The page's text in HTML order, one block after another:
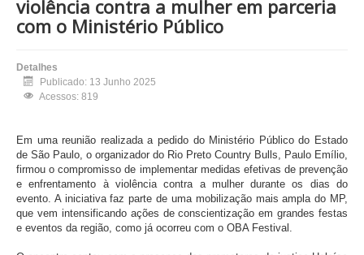
violência contra a mulher em parceria
com o Ministério Público
Detalhes
Publicado: 13 Junho 2025
Acessos: 819
Em uma reunião realizada a pedido do Ministério Público do Estado
de São Paulo, o organizador do Rio Preto Country Bulls, Paulo Emílio,
firmou o compromisso de implementar medidas efetivas de prevenção
e enfrentamento à violência contra a mulher durante os dias do
evento. A iniciativa faz parte de uma mobilização mais ampla do MP,
que vem intensificando ações de conscientização em grandes festas
e eventos da região, como já ocorreu com o OBA Festival.